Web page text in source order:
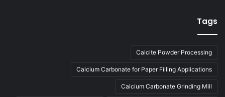
Tags
Calcite Powder Processing
Calcium Carbonate for Paper Filling Applications
Calcium Carbonate Grinding Mill